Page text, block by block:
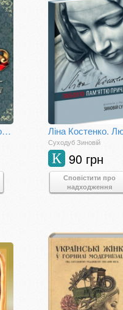
Анна Руська - королева Франції
Суходуб Зиновій
90 грн
К
Сповістити про
надходження